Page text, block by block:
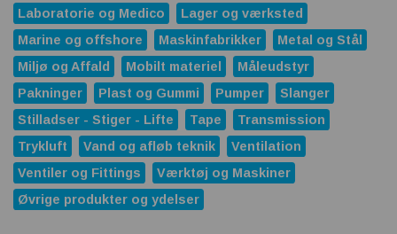
Laboratorie og Medico
Lager og værksted
Marine og offshore
Maskinfabrikker
Metal og Stål
Miljø og Affald
Mobilt materiel
Måleudstyr
Pakninger
Plast og Gummi Pumper
Slanger
Stilladser - Stiger - Lifte
Tape
Transmission
Trykluft
Vand og afløb teknik
Ventilation
Ventiler og Fittings
Værktøj og Maskiner
Øvrige produkter og ydelser